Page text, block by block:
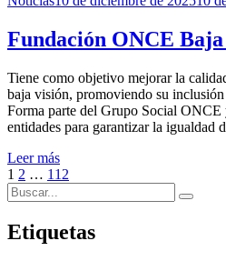
Fundación ONCE
Tiene como objetivo mejorar la
baja visión, promoviendo su
Forma parte del Grupo Social
entidades para garantizar la igualdad
Leer más
Paginación
de
entradas
Página
1 Página
2 … Página
112
Buscar:
Buscar
Etiquetas